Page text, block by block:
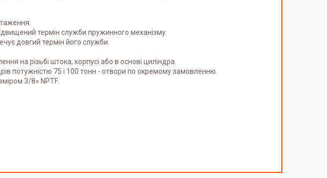
термін служби пружинного механізму.
довгий термін його служби.
на різьбі штока, корпусі або в основі циліндра.
потужністю 75 і 100 тонн - отвори по окремому замовленню.
3/8» NPTF.